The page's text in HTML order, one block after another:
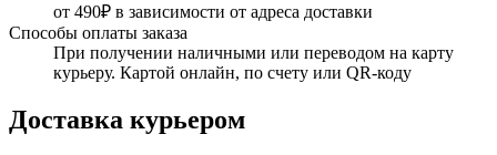
от 490₽ в зависимости от адреса доставки
Способы оплаты заказа
При получении наличными или переводом на карту
курьеру. Картой онлайн, по счету или QR-коду
Доставка курьером